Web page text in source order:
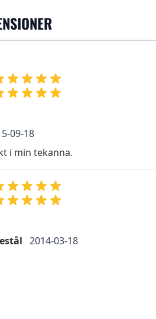
09-18
i min tekanna.
2014-03-18